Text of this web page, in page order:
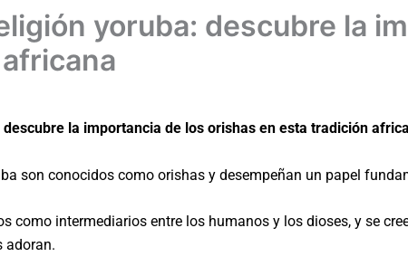
yoruba: descubre la
la importancia de los orishas en esta tradición
son conocidos como orishas y desempeñan un papel
como intermediarios entre los humanos y los dioses, y se
adoran.